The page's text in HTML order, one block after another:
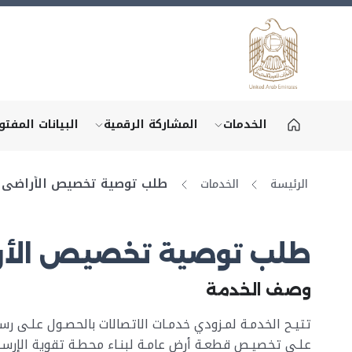
الخدماتshow submenu for "More"
المشاركة الرقميةparticipation"
البيانات
الرئيسة الخدمات طلب توصية تخصيص الأراضي
طلب توصية تخصيص
وصف الخدمة
تتيـح الخدمـة لمـزودي خدمـات الاتصالات بالحصـول علـى
علـى تخصيـص قطعـة أرض عامـة لبنـاء محطـة تقوية